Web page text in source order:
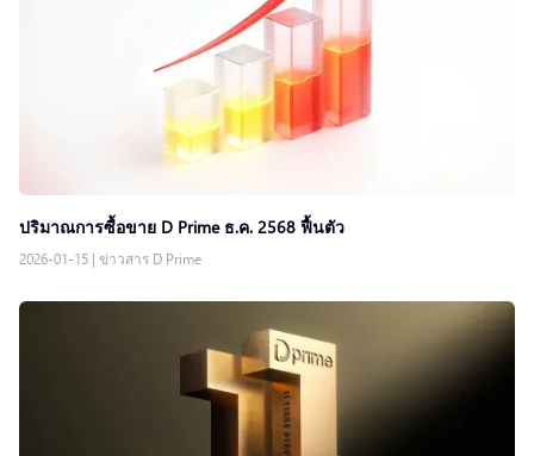
ปริมาณการซื้อขาย D Prime ธ.ค. 2568 ฟื้นตัว
2026-01-15 | ข่าวสาร D Prime